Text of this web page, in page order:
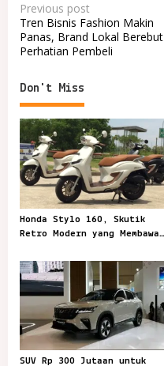
P
o
s
t
n
a
v
i
g
a
t
o
n
Previous post
Tren Bisnis Fashion Makin
Panas, Brand Lokal Berebut
Perhatian Pembeli
Don't Miss
Honda Stylo 160, Skutik
Retro Modern yang Membawa
SUV Rp 300 Jutaan untuk